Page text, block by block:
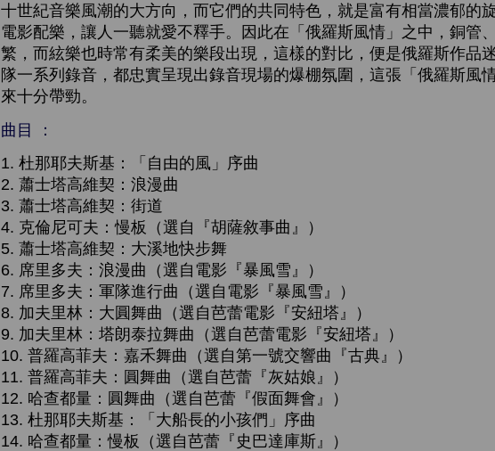
十世紀音樂風潮的大方向，而它們的共同特色，就是富有相當濃郁的
電影配樂，讓人一聽就愛不釋手。因此在「俄羅斯風情」之中，銅管
繁，而絃樂也時常有柔美的樂段出現，這樣的對比，便是俄羅斯作品
隊一系列錄音，都忠實呈現出錄音現場的爆棚氛圍，這張「俄羅斯風
來十分帶勁。
曲目 ：
1. 杜那耶夫斯基：「自由的風」序曲
2. 蕭士塔高維契：浪漫曲
3. 蕭士塔高維契：街道
4. 克倫尼可夫：慢板（選自『胡薩敘事曲』）
5. 蕭士塔高維契：大溪地快步舞
6. 席里多夫：浪漫曲（選自電影『暴風雪』）
7. 席里多夫：軍隊進行曲（選自電影『暴風雪』）
8. 加夫里林：大圓舞曲（選自芭蕾電影『安紐塔』）
9. 加夫里林：塔朗泰拉舞曲（選自芭蕾電影『安紐塔』）
10. 普羅高菲夫：嘉禾舞曲（選自第一號交響曲『古典』）
11. 普羅高菲夫：圓舞曲（選自芭蕾『灰姑娘』）
12. 哈查都量：圓舞曲（選自芭蕾『假面舞會』）
13. 杜那耶夫斯基：「大船長的小孩們」序曲
14. 哈查都量：慢板（選自芭蕾『史巴達庫斯』）